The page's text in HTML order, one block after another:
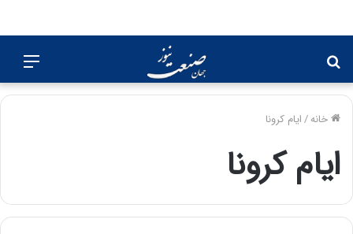
برای
خانه/ایام کرونا
ایام کرونا